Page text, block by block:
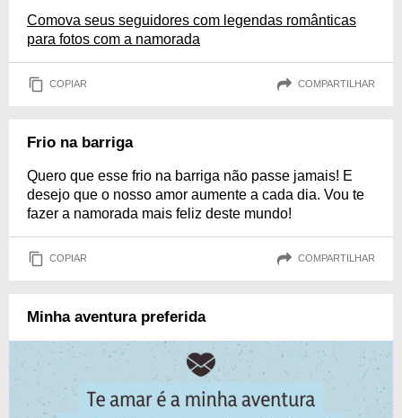
Comova seus seguidores com legendas românticas
para fotos com a namorada
COPIAR COMPARTILHAR
Frio na barriga
Quero que esse frio na barriga não passe jamais! E
desejo que o nosso amor aumente a cada dia. Vou te
fazer a namorada mais feliz deste mundo!
COPIAR COMPARTILHAR
Minha aventura preferida